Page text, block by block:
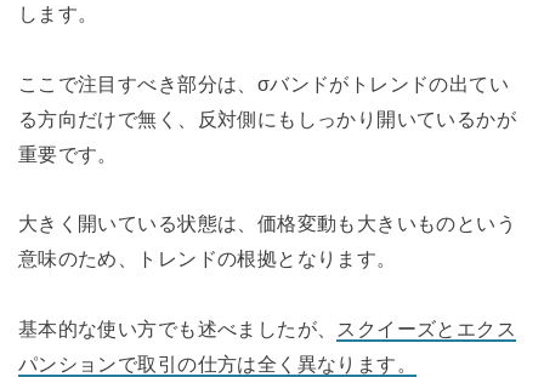
します。
ここで注目すべき部分は、σバンドがトレンドの出てい
る方向だけで無く、反対側にもしっかり開いているかが
重要です。
大きく開いている状態は、価格変動も大きいものという
意味のため、トレンドの根拠となります。
基本的な使い方でも述べましたが、 スクイーズとエクス
パンションで取引の仕方は全く異なります。